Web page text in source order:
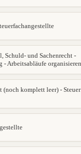
Schuld- und Sachenrecht -
- Arbeitsabläufe organisieren
komplett leer) -